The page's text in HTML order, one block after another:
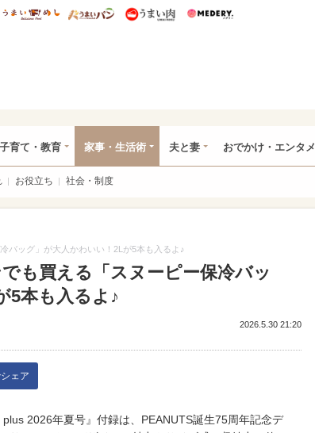
研 ディズニー特集
mimot. うまいめし うまいパン うまい肉
子育て・教育 家事・生活術 夫と妻 おでかけ・エンタメ
お役立ち 社会・制度
バッグ」が大人かわいい！2Lが5本も入るよ♪
も買える「スヌーピー保冷バッ
5本も入るよ♪
2026.5.30 21:20
ェア
2026年夏号』付録は、PEANUTS誕生75周年記念デ